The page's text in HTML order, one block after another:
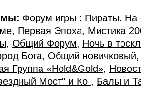
Форум игры : Пираты. На
, Первая Эпоха, Мистика
, Общий Форум, Ночь в
Бога, Общий новичковый
Группа «Hold&Gold»,
Мост" и Ко , Балы и